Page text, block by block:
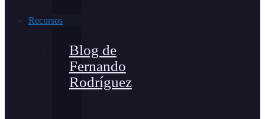
Recursos
Blog de
Fernando
Rodríguez